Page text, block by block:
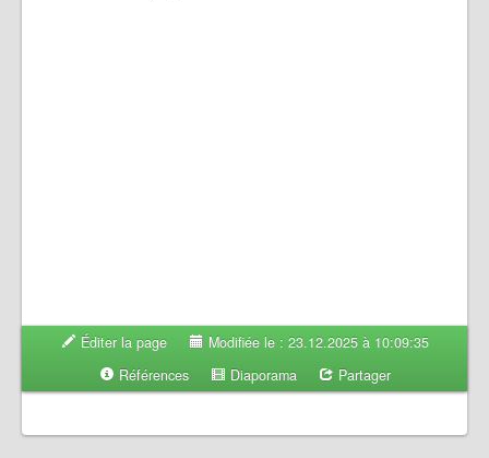
Éditer la page
Modifiée le : 23.12.2025 à 10:09:35
Références
Diaporama Partager